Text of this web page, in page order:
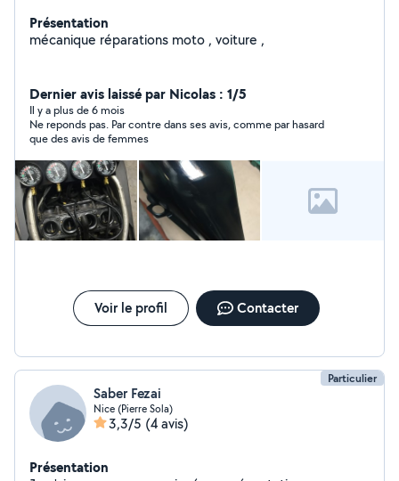
Présentation
mécanique réparations moto , voiture ,
Dernier avis laissé par Nicolas : 1/5
Il y a plus de 6 mois
Ne reponds pas. Par contre dans ses avis, comme par hasard
que des avis de femmes
Voir le profil Contacter
Particulier
Saber Fezai
Nice (Pierre Sola)
3,3/5 (4 avis)
Présentation